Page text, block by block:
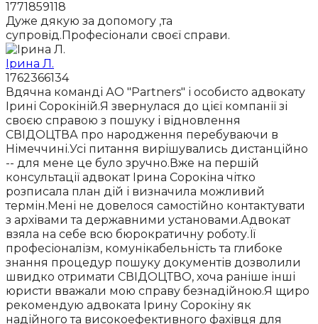
1771859118
Дуже дякую за допомогу ,та
супровід.Професіонали своєї справи.
Ірина Л.
1762366134
Вдячна команді АО "Partners" і особисто адвокату
Ірині Сорокіній.Я звернулася до цієї компанії зі
своєю справою з пошуку і відновлення
СВІДОЦТВА про народження перебуваючи в
Німеччині.Усі питання вирішувались дистанційно
-- для мене це було зручно.Вже на першій
консультації адвокат Ірина Сорокіна чітко
розписала план дій і визначила можливий
термін.Мені не довелося самостійно контактувати
з архівами та державними установами.Адвокат
взяла на себе всю бюрократичну роботу.Її
професіоналізм, комунікабельність та глибоке
знання процедур пошуку документів дозволили
швидко отримати СВІДОЦТВО, хоча раніше інші
юристи вважали мою справу безнадійною.Я щиро
рекомендую адвоката Ірину Сорокіну як
надійного та високоефективного фахівця для